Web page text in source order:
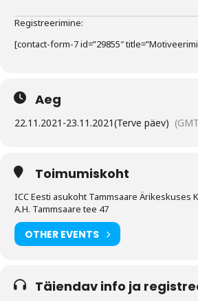
Registreerimine:
[contact-form-7 id=”29855″
Aeg
22.11.2021 -23.11.2021(Terve päev)
Toimumiskoht
ICC Eesti asukoht Tammsaare Ärikeskuses
A.H. Tammsaare tee 47
OTHER EVENTS
Täiendav info ja